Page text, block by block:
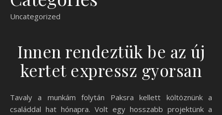
Uncategorized
Innen rendeztük be az új
kertet expressz gyorsan
Tavaly a munkám folytán Paksra kellett költöznünk a
családdal hat hónapra. Volt egy hosszabb projektünk a